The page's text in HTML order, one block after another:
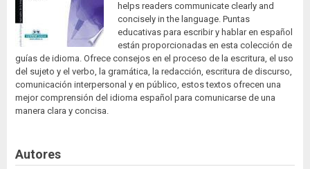
helps readers communicate clearly and
concisely in the language. Puntas
educativas para escribir y hablar en español
están proporcionadas en esta colección de
guías de idioma. Ofrece consejos en el proceso de la escritura, el uso
del sujeto y el verbo, la gramática, la redacción, escritura de discurso,
comunicación interpersonal y en público, estos textos ofrecen una
mejor comprensión del idioma español para comunicarse de una
manera clara y concisa.
Autores